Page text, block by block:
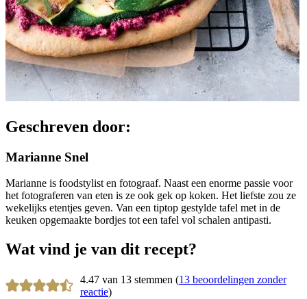
Geschreven door:
Marianne Snel
Marianne is foodstylist en fotograaf. Naast een enorme passie voor
het fotograferen van eten is ze ook gek op koken. Het liefste zou ze
wekelijks etentjes geven. Van een tiptop gestylde tafel met in de
keuken opgemaakte bordjes tot een tafel vol schalen antipasti.
Wat vind je van dit recept?
4.47 van 13 stemmen (13 beoordelingen zonder
reactie)